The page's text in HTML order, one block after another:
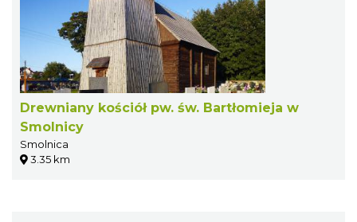
Drewniany kościół pw. św. Bartłomieja w
Smolnicy
Smolnica
3.35 km